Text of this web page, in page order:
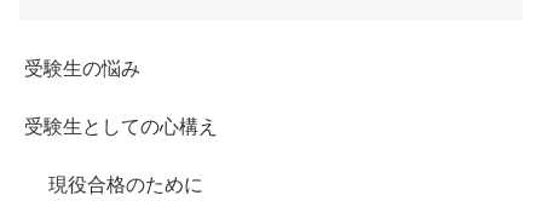
受験生の悩み
受験生としての心構え
現役合格のために